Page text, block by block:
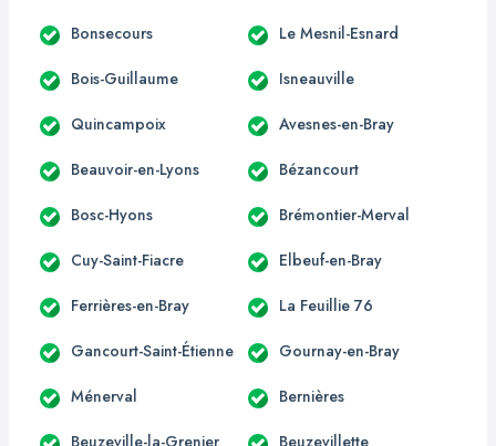
Bonsecours Le Mesnil-Esnard
Bois-Guillaume Isneauville
Quincampoix Avesnes-en-Bray
Beauvoir-en-Lyons Bézancourt
Bosc-Hyons Brémontier-Merval
Cuy-Saint-Fiacre Elbeuf-en-Bray
Ferrières-en-Bray La Feuillie 76
Gancourt-Saint-Étienne Gournay-en-Bray
Ménerval Bernières
Beuzeville-la-Grenier Beuzevillette